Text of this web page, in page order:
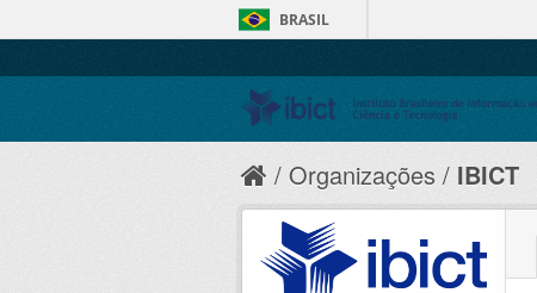
BRASIL
Organizações IBICT